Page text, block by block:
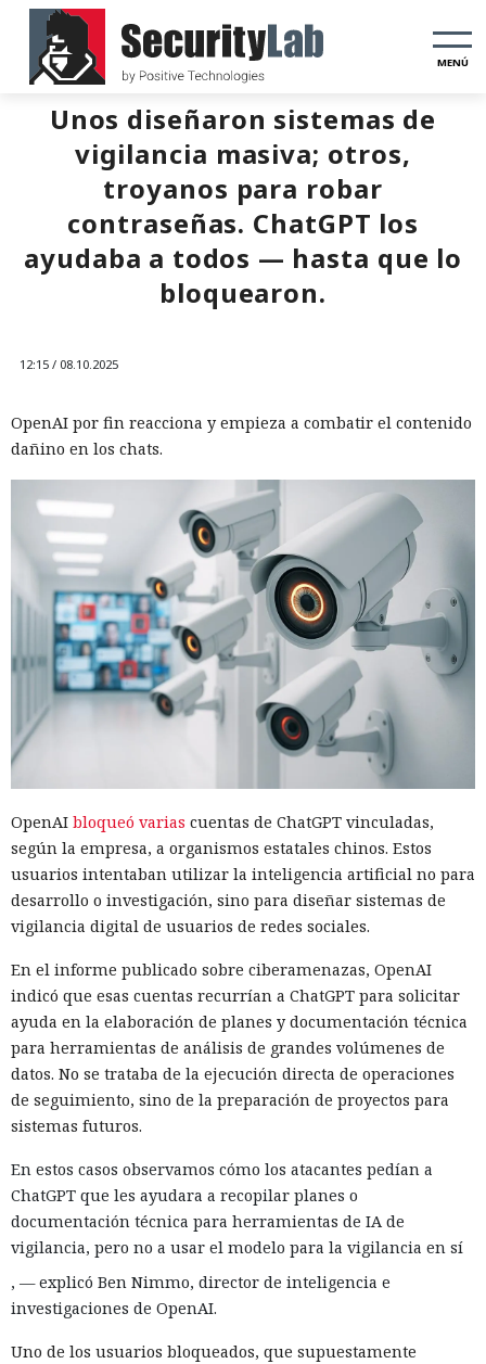
MENÚ
Unos diseñaron sistemas de
vigilancia masiva; otros,
troyanos para robar
contraseñas. ChatGPT los
ayudaba a todos — hasta que lo
bloquearon.
12:15 / 08.10.2025
OpenAI por fin reacciona y empieza a combatir el contenido
dañino en los chats.
OpenAI bloqueó varias cuentas de ChatGPT vinculadas,
según la empresa, a organismos estatales chinos. Estos
usuarios intentaban utilizar la inteligencia artificial no para
desarrollo o investigación, sino para diseñar sistemas de
vigilancia digital de usuarios de redes sociales.
En el informe publicado sobre ciberamenazas, OpenAI
indicó que esas cuentas recurrían a ChatGPT para solicitar
ayuda en la elaboración de planes y documentación técnica
para herramientas de análisis de grandes volúmenes de
datos. No se trataba de la ejecución directa de operaciones
de seguimiento, sino de la preparación de proyectos para
sistemas futuros.
En estos casos observamos cómo los atacantes pedían a
ChatGPT que les ayudara a recopilar planes o
documentación técnica para herramientas de IA de
vigilancia, pero no a usar el modelo para la vigilancia en sí
, — explicó Ben Nimmo, director de inteligencia e
investigaciones de OpenAI.
Uno de los usuarios bloqueados, que supuestamente